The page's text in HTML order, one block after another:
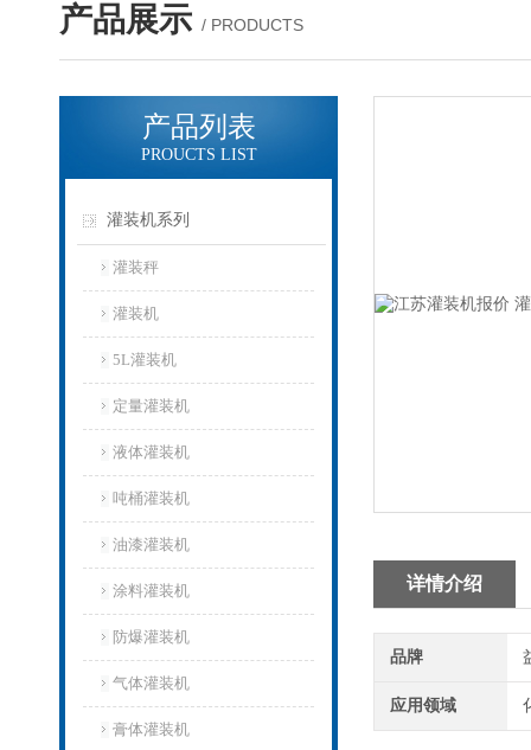
产品展示 / PRODUCTS
产品列表
PROUCTS LIST
灌装机系列
灌装秤
灌装机
5L灌装机
定量灌装机
液体灌装机
吨桶灌装机
油漆灌装机
涂料灌装机
防爆灌装机
气体灌装机
膏体灌装机
详情介绍
品牌
应用领域